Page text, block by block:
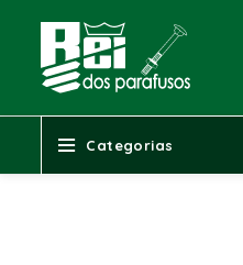
Categorias